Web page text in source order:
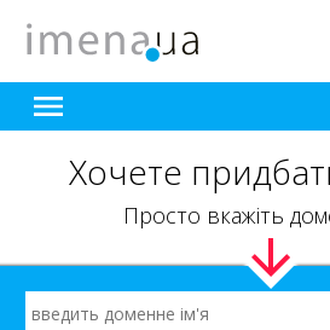
Хочете
Просто вкажіть